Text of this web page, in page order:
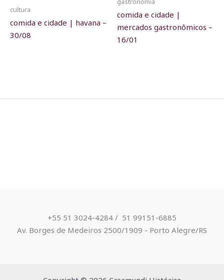
cultura
comida e cidade | havana –
30/08
comida e cidade |
mercados gastronômicos –
16/01
+55 51 3024-4284 / ​ 51 99151-6885
Av. Borges de Medeiros 2500/1909 - Porto Alegre/RS